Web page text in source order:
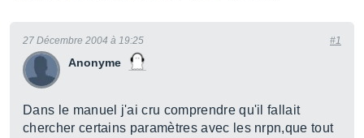
Anonyme
27 Décembre 2004 à 19:25 #1
Dans le manuel j'ai cru comprendre qu'il fallait
chercher certains paramètres avec les nrpn,que tout